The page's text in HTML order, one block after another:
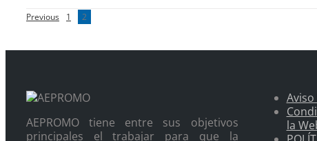
Previous 1 2
AEPROMO tiene entre sus objetivos
principales el trabajar para que la
Aviso
la